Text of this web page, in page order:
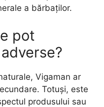
a bărbaților.
pot
Vigaman ar
Totuși, este
produsului sau